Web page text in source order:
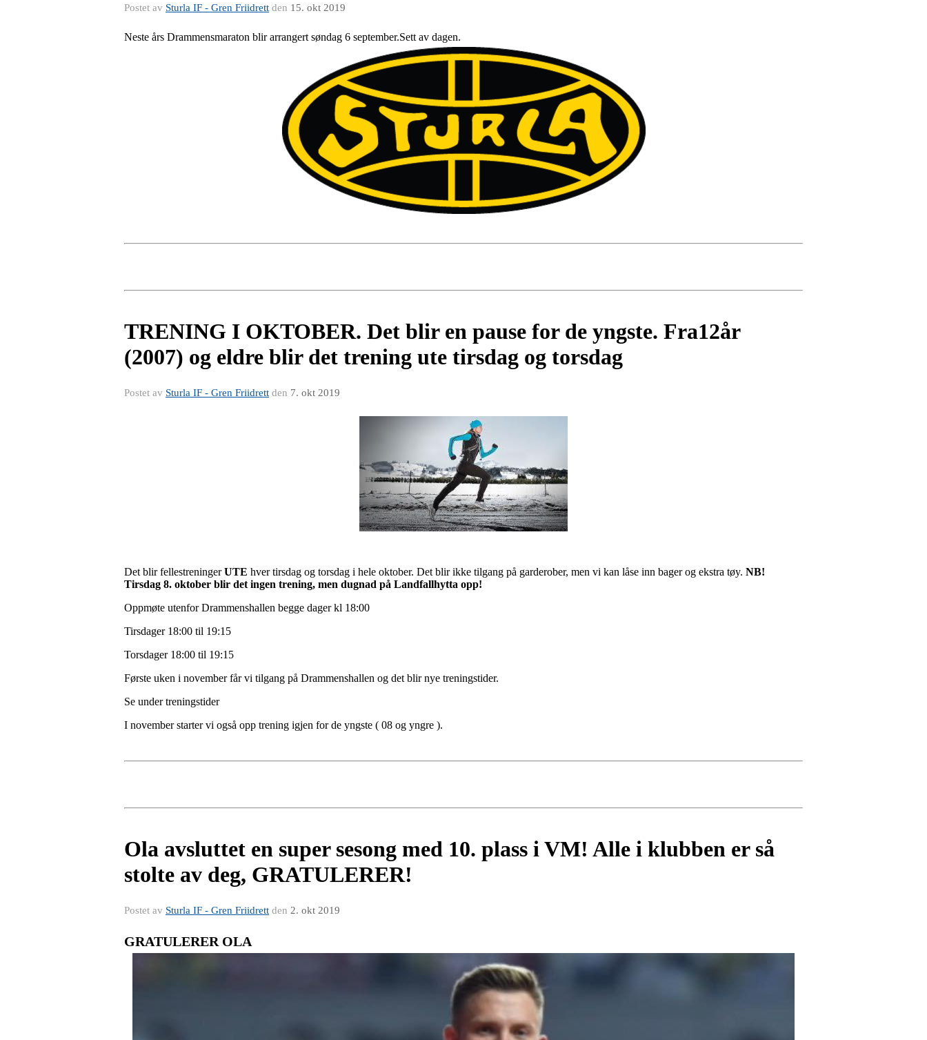
Postet av Sturla IF - Gren Friidrett den 15. okt 2019
Neste års Drammensmaraton blir arrangert søndag 6 september.Sett av dagen.
TRENING I OKTOBER. Det blir en pause for de yngste. Fra12år
(2007) og eldre blir det trening ute tirsdag og torsdag
Postet av Sturla IF - Gren Friidrett den 7. okt 2019
Det blir fellestreningerUTE hver tirsdag og torsdag i hele oktober. Det blir ikke tilgang på garderober, men vi kan låse inn bager og ekstra tøy. NB!
Tirsdag 8. oktober blir det ingen trening, men dugnad på Landfallhytta opp!
Oppmøte utenfor Drammenshallen begge dager kl 18:00
Tirsdager 18:00 til 19:15
Torsdager 18:00 til 19:15
Første uken i november får vi tilgang på Drammenshallen og det blir nye treningstider.
Se under treningstider
I november starter vi også opp trening igjen for de yngste ( 08 og yngre ).
Ola avsluttet en super sesong med 10. plass i VM! Alle i klubben er så
stolte av deg, GRATULERER!
Postet av Sturla IF - Gren Friidrett den 2. okt 2019
GRATULERER OLA